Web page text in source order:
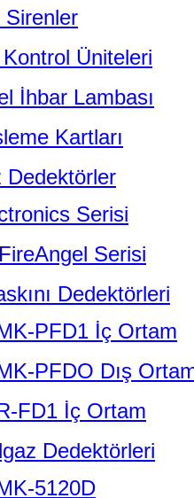
Sirenler
Üniteleri
İhbar Lambası
Kartları
Dedektörler
Serisi
Serisi
Dedektörleri
PFD1 İç Ortam
PFDO Dış
FD1 İç Ortam
Dedektörleri
5120D